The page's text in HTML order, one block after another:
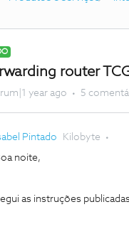
router
year ago 5
Pintado Kilobyte
noite,
as instruções